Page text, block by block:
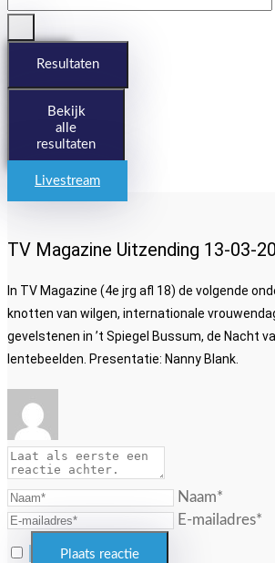
...
Resultaten
Bekijk
alle
resultaten
Livestream
TV Magazine Uitzending 13-03-
In TV Magazine (4e jrg afl 18) de volgende
knotten van wilgen, internationale
gevelstenen in ’t Spiegel Bussum, de Nacht
lentebeelden. Presentatie: Nanny Blank.
Naam*
E-mailadres*